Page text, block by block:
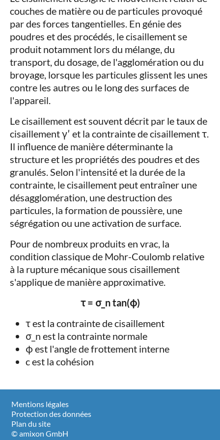
couches de matière ou de particules provoqué
par des forces tangentielles. En génie des
poudres et des procédés, le cisaillement se
produit notamment lors du mélange, du
transport, du dosage, de l'agglomération ou du
broyage, lorsque les particules glissent les unes
contre les autres ou le long des surfaces de
l'appareil.
Le cisaillement est souvent décrit par le taux de
cisaillement γ′ et la contrainte de cisaillement τ.
Il influence de manière déterminante la
structure et les propriétés des poudres et des
granulés. Selon l'intensité et la durée de la
contrainte, le cisaillement peut entraîner une
désagglomération, une destruction des
particules, la formation de poussière, une
ségrégation ou une activation de surface.
Pour de nombreux produits en vrac, la
condition classique de Mohr-Coulomb relative
à la rupture mécanique sous cisaillement
s'applique de manière approximative.
τ = σ_n tan(φ)
τ est la contrainte de cisaillement
σ_n est la contrainte normale
φ est l'angle de frottement interne
c est la cohésion
Mentions légales
Protection des données
Plan du site
© amixon GmbH